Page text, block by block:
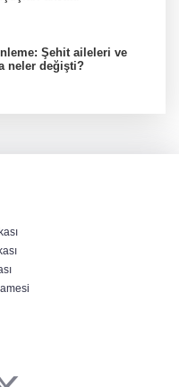
Şehit aileleri ve
neler değişti?
Bozkurt'un çehresi
hazırlanan 3 FETÖ'cü